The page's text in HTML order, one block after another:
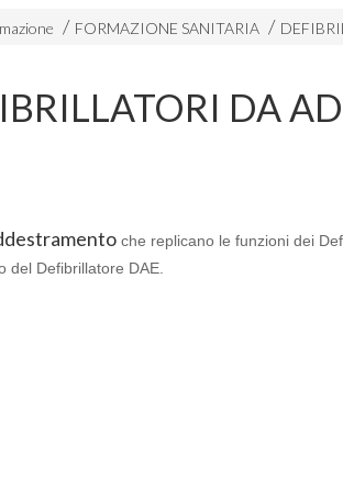
FORMAZIONE SANITARIA
DA
che replicano le funzioni dei
del Defibrillatore DAE.